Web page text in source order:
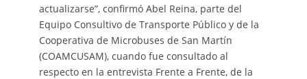
actualizarse”, confirmó Abel Reina, parte del
Equipo Consultivo de Transporte Público y de la
Cooperativa de Microbuses de San Martín
(COAMCUSAM), cuando fue consultado al
respecto en la entrevista Frente a Frente, de la